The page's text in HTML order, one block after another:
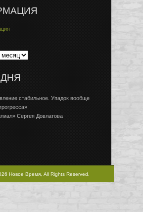
стабильное. Упадок вообще
Сергея Довлатова
Новое Время, All Rights Reserved.